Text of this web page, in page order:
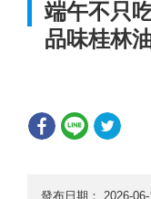
端午不只
品味桂林
發布日期： 2026-